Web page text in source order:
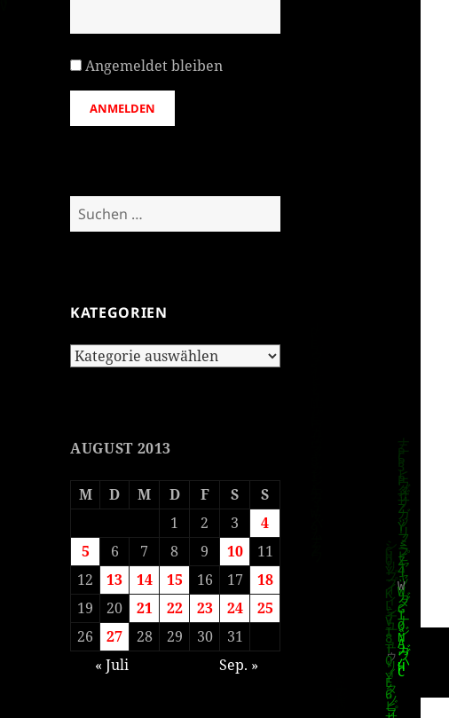
Angemeldet bleiben
ANMELDEN
Suchen
nach:
KATEGORIEN
Kategorien
AUGUST 2013
M D M D F S
S
1
2 3
4
5
6 7 8 9 10
11
12
13 14 15 16 17
18
19
20 21 22 23 24
25
26
27 28 29 30
31
« Juli
Sep. »